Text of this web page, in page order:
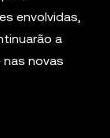
envolvidas,
a
novas